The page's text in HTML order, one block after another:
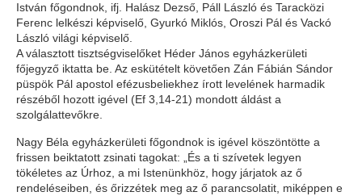
István főgondnok, ifj. Halász Dezső, Páll László és Taracközi
Ferenc lelkészi képviselő, Gyurkó Miklós, Oroszi Pál és Vackó
László világi képviselő.
A választott tisztségviselőket Héder János egyházkerületi
főjegyző iktatta be. Az eskütételt követően Zán Fábián Sándor
püspök Pál apostol efézusbeliekhez írott levelének harmadik
részéből hozott igével (Ef 3,14-21) mondott áldást a
szolgálattevőkre.
Nagy Béla egyházkerületi főgondnok is igével köszöntötte a
frissen beiktatott zsinati tagokat: „És a ti szívetek legyen
tökéletes az Úrhoz, a mi Istenünkhöz, hogy járjatok az ő
rendeléseiben, és őrizzétek meg az ő parancsolatit, miképpen e